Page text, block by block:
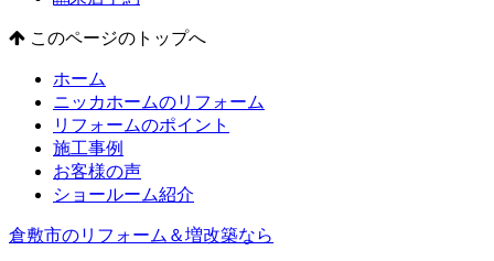
このページのトップへ
ホーム
ニッカホームのリフォーム
リフォームのポイント
施工事例
お客様の声
ショールーム紹介
倉敷市のリフォーム＆増改築なら